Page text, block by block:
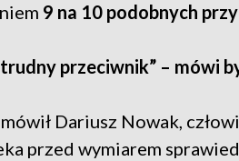
9 na 10 podobnych
trudny przeciwnik” – mówi
Dariusz Nowak,
przed wymiarem